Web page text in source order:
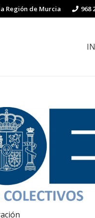
Región de Murcia 968